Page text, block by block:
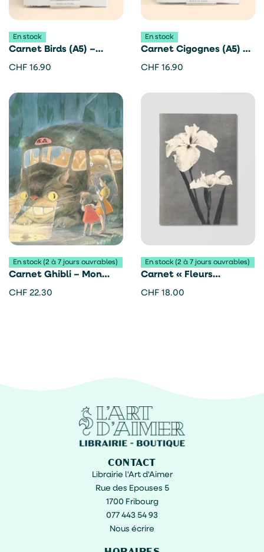
En stock
Carnet Birds (A5) –
Lümne
CHF 16.90
En stock
Carnet Cigognes (A5) –
Lümne
CHF 16.90
En stock (2 à 7 jours ouvrables)
Carnet Ghibli – Mon
voisin Totoro
CHF 22.30
En stock (2 à 7 jours ouvrables)
Carnet « Fleurs
japonaises » – Reliefs
CHF 18.00
CONTACT
Librairie l'Art d'Aimer
Rue des Epouses 5
1700 Fribourg
077 443 54 93
Nous écrire